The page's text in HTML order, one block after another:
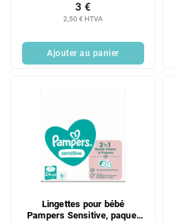
2,50 € HTVA
3 €
Ajouter au panier
Lingettes pour bébé
Pampers Sensitive, paquet